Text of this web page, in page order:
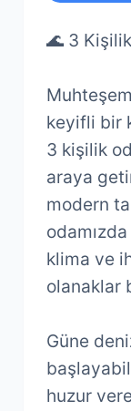
🌊 3
keyifli bir
3 kişilik
araya
modern
klima ve
olanaklar
Güne
huzur